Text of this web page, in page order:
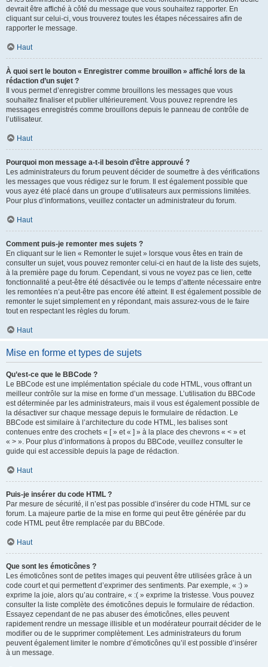
devrait être affiché à côté du message que vous souhaitez rapporter. En
cliquant sur celui-ci, vous trouverez toutes les étapes nécessaires afin de
rapporter le message.
Haut
À quoi sert le bouton « Enregistrer comme brouillon » affiché lors de la
rédaction d’un sujet ?
Il vous permet d’enregistrer comme brouillons les messages que vous
souhaitez finaliser et publier ultérieurement. Vous pouvez reprendre les
messages enregistrés comme brouillons depuis le panneau de contrôle de
l’utilisateur.
Haut
Pourquoi mon message a-t-il besoin d’être approuvé ?
Les administrateurs du forum peuvent décider de soumettre à des vérifications
les messages que vous rédigez sur le forum. Il est également possible que
vous ayez été placé dans un groupe d’utilisateurs aux permissions limitées.
Pour plus d’informations, veuillez contacter un administrateur du forum.
Haut
Comment puis-je remonter mes sujets ?
En cliquant sur le lien « Remonter le sujet » lorsque vous êtes en train de
consulter un sujet, vous pouvez remonter celui-ci en haut de la liste des sujets,
à la première page du forum. Cependant, si vous ne voyez pas ce lien, cette
fonctionnalité a peut-être été désactivée ou le temps d’attente nécessaire entre
les remontées n’a peut-être pas encore été atteint. Il est également possible de
remonter le sujet simplement en y répondant, mais assurez-vous de le faire
tout en respectant les règles du forum.
Haut
Mise en forme et types de sujets
Qu’est-ce que le BBCode ?
Le BBCode est une implémentation spéciale du code HTML, vous offrant un
meilleur contrôle sur la mise en forme d’un message. L’utilisation du BBCode
est déterminée par les administrateurs, mais il vous est également possible de
la désactiver sur chaque message depuis le formulaire de rédaction. Le
BBCode est similaire à l’architecture du code HTML, les balises sont
contenues entre des crochets « [ » et « ] » à la place des chevrons « < » et
« > ». Pour plus d’informations à propos du BBCode, veuillez consulter le
guide qui est accessible depuis la page de rédaction.
Haut
Puis-je insérer du code HTML ?
Par mesure de sécurité, il n’est pas possible d’insérer du code HTML sur ce
forum. La majeure partie de la mise en forme qui peut être générée par du
code HTML peut être remplacée par du BBCode.
Haut
Que sont les émoticônes ?
Les émoticônes sont de petites images qui peuvent être utilisées grâce à un
code court et qui permettent d’exprimer des sentiments. Par exemple, « :) »
exprime la joie, alors qu’au contraire, « :( » exprime la tristesse. Vous pouvez
consulter la liste complète des émoticônes depuis le formulaire de rédaction.
Essayez cependant de ne pas abuser des émoticônes, elles peuvent
rapidement rendre un message illisible et un modérateur pourrait décider de le
modifier ou de le supprimer complètement. Les administrateurs du forum
peuvent également limiter le nombre d’émoticônes qu’il est possible d’insérer
à un message.